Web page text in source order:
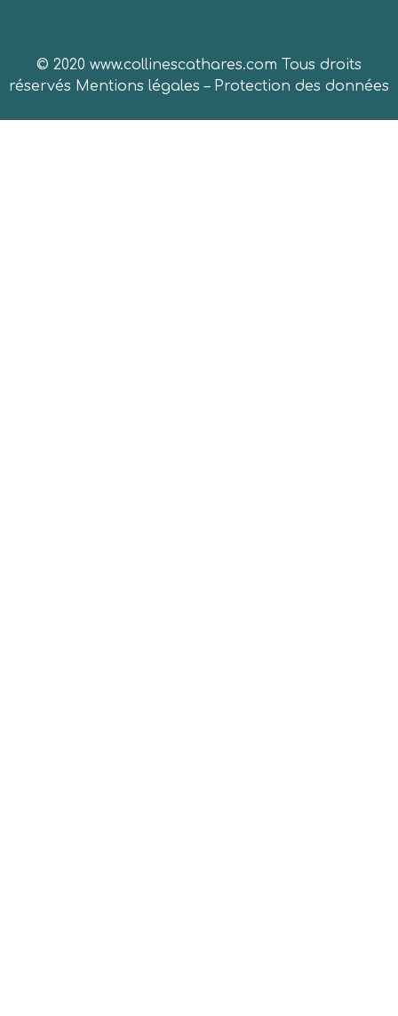
© 2020 www.collinescathares.com Tous droits
réservés Mentions légales – Protection des données